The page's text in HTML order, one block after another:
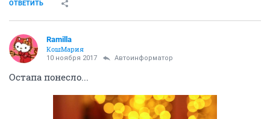
ОТВЕТИТЬ
Ramilla
КошМария
10 ноября 2017 Автоинформатор
Остапа понесло...